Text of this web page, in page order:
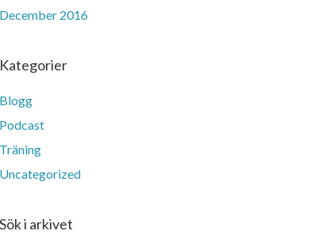
December 2016
Kategorier
Blogg
Podcast
Träning
Uncategorized
Sök i arkivet